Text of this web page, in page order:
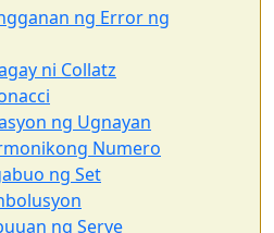
ng Error ng
ni Collatz
ng Ugnayan
Numero
ng Set
ng Serye